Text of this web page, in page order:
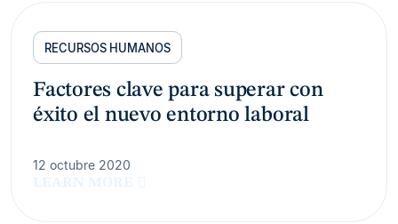
RECURSOS HUMANOS
Factores clave para superar con
éxito el nuevo entorno laboral
12 octubre 2020
LEARN MORE